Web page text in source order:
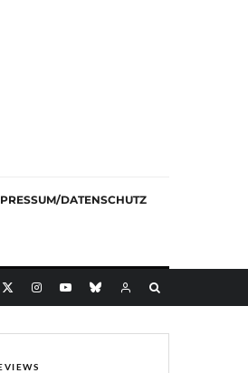
DATENSCHUTZ